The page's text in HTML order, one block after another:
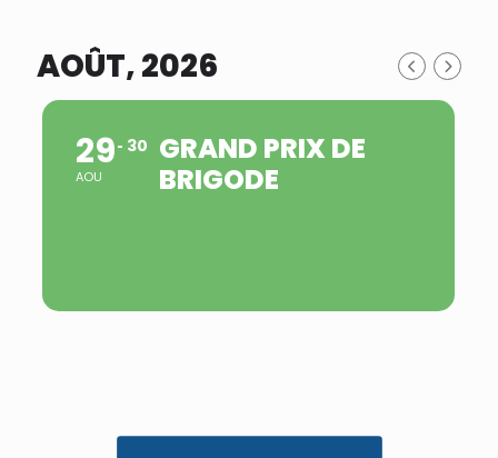
AOÛT, 2026
29
AOU
30 GRAND PRIX DE
BRIGODE